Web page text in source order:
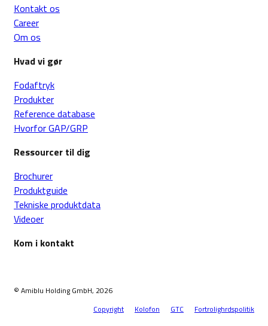
Kontakt os
Career
Om os
Hvad vi gør
Fodaftryk
Produkter
Reference database
Hvorfor GAP/GRP
Ressourcer til dig
Brochurer
Produktguide
Tekniske produktdata
Videoer
Kom i kontakt
© Amiblu Holding GmbH, 2026
Copyright
Kolofon GTC Fortrolighrdspolitik